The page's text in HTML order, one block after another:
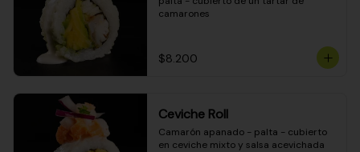
camarones
$8.200
Ceviche Roll
Camarón apanado - palta - cubierto
en ceviche mixto y salsa acevichada